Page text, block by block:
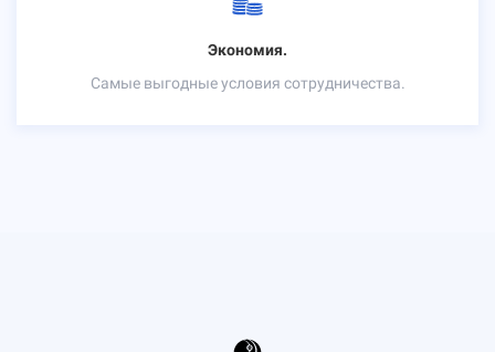
Экономия.
Самые выгодные условия сотрудничества.